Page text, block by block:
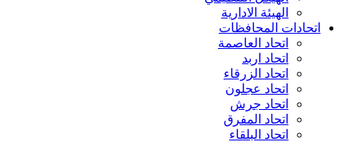
الهيئة الادارية
اتحادات المحافظات
اتحاد العاصمة
اتحاد اربد
اتحاد الزرقاء
اتحاد عجلون
اتحاد جرش
اتحاد المفرق
اتحاد البلقاء